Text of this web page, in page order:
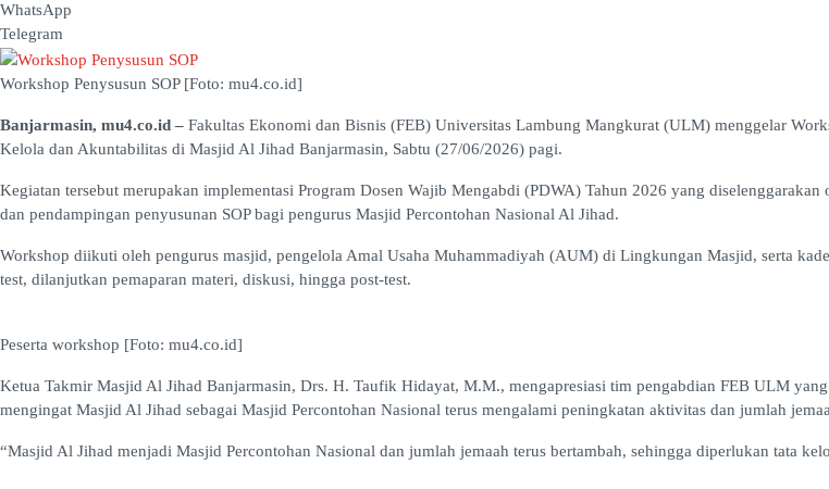
WhatsApp
Telegram
Workshop Penysusun SOP [Foto: mu4.co.id]
Banjarmasin, mu4.co.id – Fakultas Ekonomi dan Bisnis (FEB) Universitas Lambung Mangkurat (ULM) menggelar
Kelola dan Akuntabilitas di Masjid Al Jihad Banjarmasin, Sabtu (27/06/2026) pagi.
Kegiatan tersebut merupakan implementasi Program Dosen Wajib Mengabdi (PDWA) Tahun 2026 yang
dan pendampingan penyusunan SOP bagi pengurus Masjid Percontohan Nasional Al Jihad.
Workshop diikuti oleh pengurus masjid, pengelola Amal Usaha Muhammadiyah (AUM) di Lingkungan Masjid, serta
test, dilanjutkan pemaparan materi, diskusi, hingga post-test.
Peserta workshop [Foto: mu4.co.id]
Ketua Takmir Masjid Al Jihad Banjarmasin, Drs. H. Taufik Hidayat, M.M., mengapresiasi tim pengabdian FEB ULM
mengingat Masjid Al Jihad sebagai Masjid Percontohan Nasional terus mengalami peningkatan aktivitas dan jumlah
“Masjid Al Jihad menjadi Masjid Percontohan Nasional dan jumlah jemaah terus bertambah, sehingga diperlukan tata